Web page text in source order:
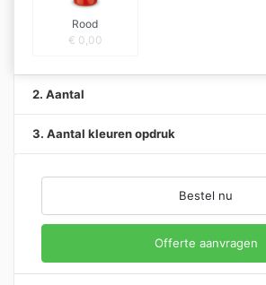
Rood
€ 0,00
2. Aantal
3. Aantal kleuren opdruk
Bestel nu
Offerte aanvragen